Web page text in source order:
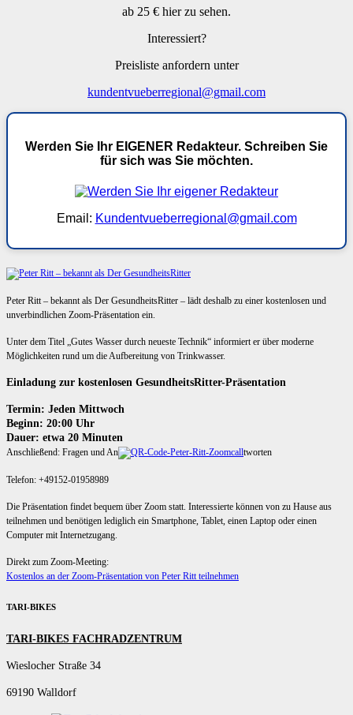
ab 25 € hier zu sehen.
Interessiert?
Preisliste anfordern unter
kundentvueberregional@gmail.com
Werden Sie Ihr EIGENER Redakteur. Schreiben Sie
für sich was Sie möchten.
Email: Kundentvueberregional@gmail.com
Peter Ritt – bekannt als Der GesundheitsRitter – lädt deshalb zu einer kostenlosen und
unverbindlichen Zoom-Präsentation ein.
Unter dem Titel „Gutes Wasser durch neueste Technik“ informiert er über moderne
Möglichkeiten rund um die Aufbereitung von Trinkwasser.
Einladung zur kostenlosen GesundheitsRitter-Präsentation
Termin: Jeden Mittwoch
Beginn: 20:00 Uhr
Dauer: etwa 20 Minuten
Anschließend: Fragen und An tworten
Telefon: +49152-01958989
Die Präsentation findet bequem über Zoom statt. Interessierte können von zu Hause aus
teilnehmen und benötigen lediglich ein Smartphone, Tablet, einen Laptop oder einen
Computer mit Internetzugang.
Direkt zum Zoom-Meeting:
Kostenlos an der Zoom-Präsentation von Peter Ritt teilnehmen
TARI-BIKES
TARI-BIKES FACHRADZENTRUM
Wieslocher Straße 34
69190 Walldorf